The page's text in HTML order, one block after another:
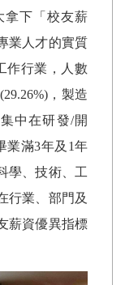
拿下「校友薪
業人才的實質
作行業，人數
(29.26%)，製造
集中在研發/開
業滿3年及 1年
學、技術、工
行業、部門及
薪資優異指標